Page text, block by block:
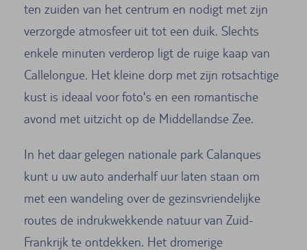
ten zuiden van het centrum en nodigt met zijn
verzorgde atmosfeer uit tot een duik. Slechts
enkele minuten verderop ligt de ruige kaap van
Callelongue. Het kleine dorp met zijn rotsachtige
kust is ideaal voor foto's en een romantische
avond met uitzicht op de Middellandse Zee.
In het daar gelegen nationale park Calanques
kunt u uw auto anderhalf uur laten staan om
met een wandeling over de gezinsvriendelijke
routes de indrukwekkende natuur van Zuid-
Frankrijk te ontdekken. Het dromerige